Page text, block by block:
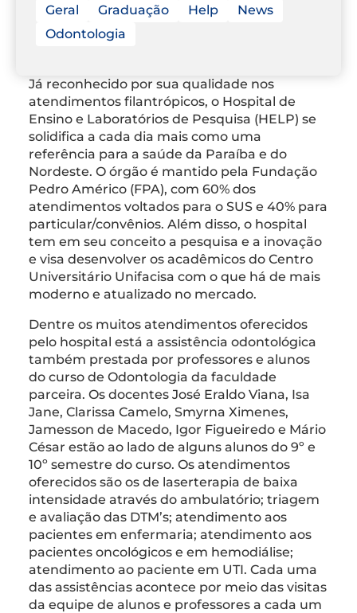
Geral Graduação Help
News
Odontologia
Já reconhecido por sua qualidade nos
atendimentos filantrópicos, o Hospital de
Ensino e Laboratórios de Pesquisa (HELP) se
solidifica a cada dia mais como uma
referência para a saúde da Paraíba e do
Nordeste. O órgão é mantido pela Fundação
Pedro Américo (FPA), com 60% dos
atendimentos voltados para o SUS e 40% para
particular/convênios. Além disso, o hospital
tem em seu conceito a pesquisa e a inovação
e visa desenvolver os acadêmicos do Centro
Universitário Unifacisa com o que há de mais
moderno e atualizado no mercado.
Dentre os muitos atendimentos oferecidos
pelo hospital está a assistência odontológica
também prestada por professores e alunos
do curso de Odontologia da faculdade
parceira. Os docentes José Eraldo Viana, Isa
Jane, Clarissa Camelo, Smyrna Ximenes,
Jamesson de Macedo, Igor Figueiredo e Mário
César estão ao lado de alguns alunos do 9º e
10º semestre do curso. Os atendimentos
oferecidos são os de laserterapia de baixa
intensidade através do ambulatório; triagem
e avaliação das DTM’s; atendimento aos
pacientes em enfermaria; atendimento aos
pacientes oncológicos e em hemodiálise;
atendimento ao paciente em UTI. Cada uma
das assistências acontece por meio das visitas
da equipe de alunos e professores a cada um